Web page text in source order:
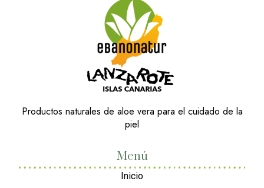
Productos naturales de aloe vera para el cuidado de la
piel
Menú
Inicio